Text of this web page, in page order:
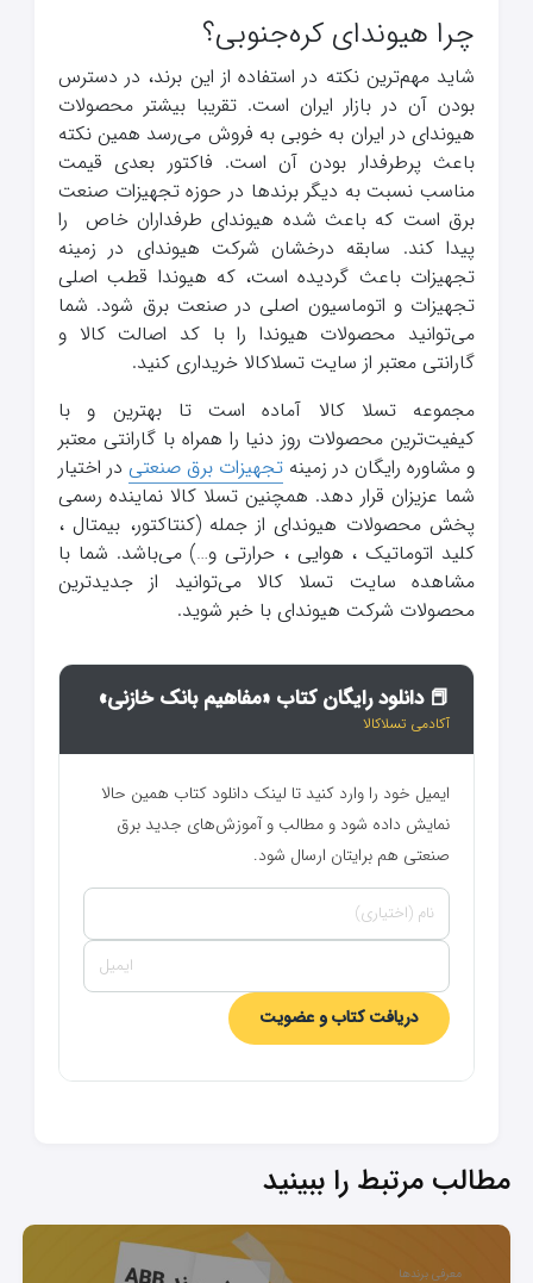
چرا هیوندای کره‌جنوبی؟
شاید مهم‌ترین نکته در استفاده از این برند، در دسترس
بودن آن در بازار ایران است. تقریبا بیشتر محصولات
هیوندای در ایران به خوبی به‌ فروش می‌رسد همین نکته
باعث پرطرفدار بودن آن است. فاکتور بعدی قیمت
مناسب نسبت به دیگر برندها در حوزه تجهیزات صنعت
برق است که باعث شده هیوندای طرفداران خاص را
پیدا کند. سابقه درخشان شرکت هیوندای در زمینه
تجهیزات باعث گردیده است، که هیوندا قطب اصلی
تجهیزات و اتوماسیون اصلی در صنعت برق شود. شما
می‌‌توانید محصولات هیوندا را با کد اصالت کالا و
گارانتی معتبر از سایت تسلاکالا خریداری کنید.
مجموعه تسلا کالا آماده است تا بهترین و با
کیفیت‌ترین محصولات روز دنیا را همراه با گارانتی معتبر
و مشاوره رایگان در زمینه تجهیزات برق صنعتی در اختیار
شما عزیزان قرار دهد. همچنین تسلا کالا نماینده رسمی
پخش محصولات هیوندای از جمله (کنتاکتور، بیمتال ،
کلید اتوماتیک ، هوایی ، حرارتی و…) می‌باشد. شما با
مشاهده سایت تسلا کالا می‌توانید از جدیدترین
محصولات شرکت هیوندای با خبر شوید.
📕 دانلود رایگان کتاب «مفاهیم بانک خازنی»
آکادمی تسلاکالا
ایمیل خود را وارد کنید تا لینک دانلود کتاب همین حالا
نمایش داده شود و مطالب و آموزش‌های جدید برق
صنعتی هم برایتان ارسال شود.
دریافت کتاب و عضویت
مطالب مرتبط را ببینید
معرفی برندها